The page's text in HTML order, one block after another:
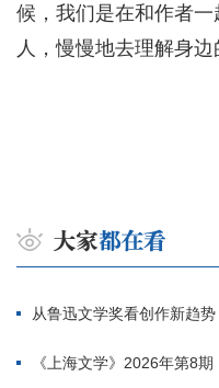
候，我们是在和作者
人，慢慢地去理解身边
从鲁迅文学奖看创作新趋势
《上海文学》2026年第8